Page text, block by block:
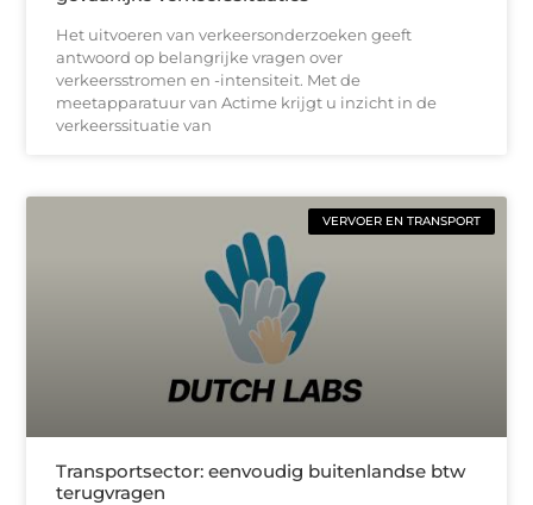
Het uitvoeren van verkeersonderzoeken geeft
antwoord op belangrijke vragen over
verkeersstromen en -intensiteit. Met de
meetapparatuur van Actime krijgt u inzicht in de
verkeerssituatie van
VERVOER EN TRANSPORT
Transportsector: eenvoudig buitenlandse btw
terugvragen